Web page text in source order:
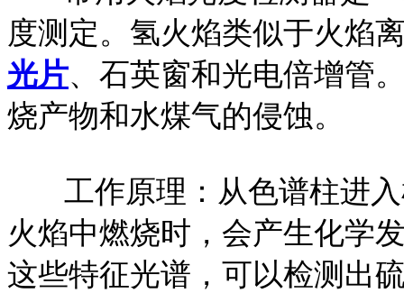
度测定。氢火焰类似于火焰
光片、石英窗和光电倍增管
烧产物和水煤气的侵蚀。
工作原理：从色谱柱进
火焰中燃烧时，会产生化学
这些特征光谱，可以检测出